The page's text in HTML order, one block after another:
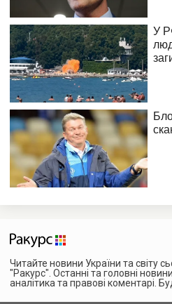
Читайте новини України та світу
"Ракурс". Останні та головні
аналітика та правові коментарі.